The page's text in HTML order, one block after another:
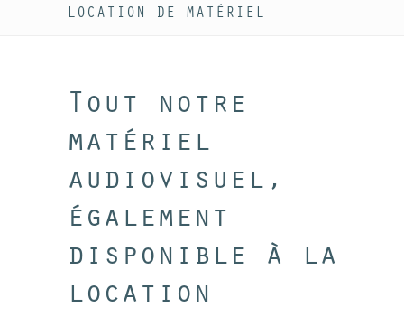
LOCATION DE MATÉRIEL
Tout notre
matériel
audiovisuel,
également
disponible à la
location